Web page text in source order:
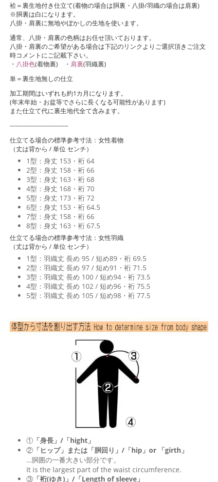
袷＝裏生地付き仕立て(着物の場合は胴裏・八掛/羽織の場合は肩裏)
※胴裏は白になります。
八掛・肩裏に無地やぼかしの生地を使います。
通常、八掛・肩裏の色柄はお任せ頂いております。
八掛・肩裏のご希望がある場合は下記のリンクよりご選択頂きご注文
時コメントにご記載下さい。
・ 八掛色(着物裏) ・ 肩裏(羽織裏)
単＝裏生地無しの仕立
加工期間はいずれも約1カ月になります。
(年末年始・お盆等でさらに長くなる可能性があります)
また仕立て代に裏生地代全て含みます。
------------------------------
仕立てる場合の標準参考寸法：女性着物
（丈は背から / 単位 センチ）
1型：身丈 153・裄 64
2型：身丈 158・裄 66
3型：身丈 163・裄 68
4型：身丈 168・裄 70
5型：身丈 173・裄 72
6型：身丈 153・裄 64.5
7型：身丈 158・裄 66
8型：身丈 163・裄 67.5
仕立てる場合の標準参考寸法：女性羽織
（丈は背から / 単位 センチ）
1型：羽織丈 長め 95 / 短め89・裄 69.5
2型：羽織丈 長め 97 / 短め91・裄 71.5
3型：羽織丈 長め 100 / 短め94・裄 73.5
4型：羽織丈 長め 102 / 短め96・裄 75.5
5型：羽織丈 長め 105 / 短め98・裄 77.5
① 「身長」/「hight」
② 「ヒップ」または「胴回り」/「hip 」or 「girth 」
…胴囲の一番大きい部分です。
It is the largest part of the waist circumference.
③ 「裄(ゆき)」/「Length of sleeve」